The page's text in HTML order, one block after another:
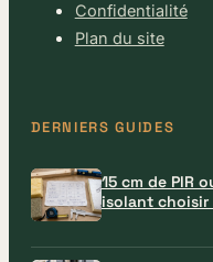
Confidentialité
Plan du site
DERNIERS GUIDES
15 cm de PIR
isolant choisir